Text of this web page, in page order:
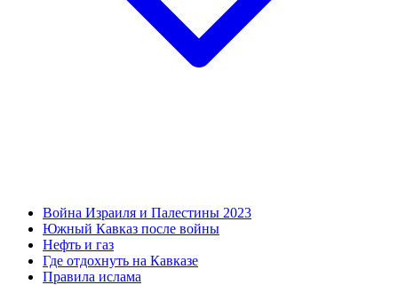
Война Израиля и Палестины 2023
Южный Кавказ после войны
Нефть и газ
Где отдохнуть на Кавказе
Правила ислама